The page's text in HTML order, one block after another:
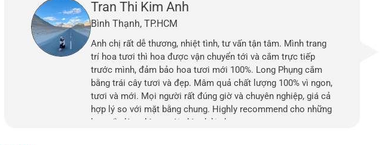
Tran Thi Kim Anh
Bình Thạnh, TP.HCM
Anh chị rất dễ thương, nhiệt tình, tư vấn tận tâm. Mình trang
trí hoa tươi thì hoa được vận chuyển tới và cắm trực tiếp
trước mình, đảm bảo hoa tươi mới 100%. Long Phụng cắm
bằng trái cây tươi và đẹp. Mâm quả chất lượng 100% vì ngon,
tươi và mới. Mọi người rất đúng giờ và chuyên nghiệp, giá cả
hợp lý so với mặt bằng chung. Highly recommend cho những
bạn sắp làm đám cưới, đám hỏi nha.